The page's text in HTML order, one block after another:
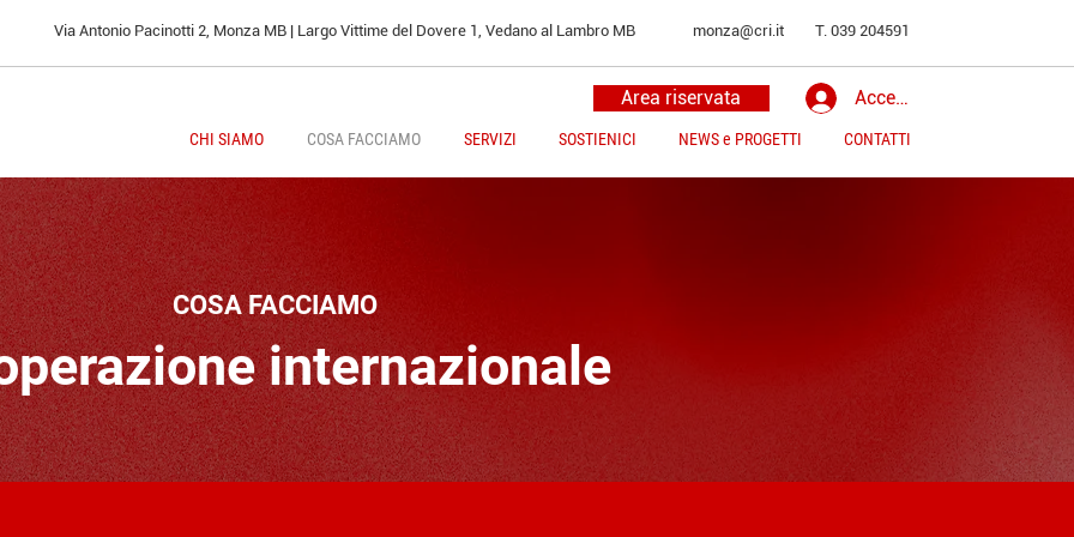
Via Antonio Pacinotti 2, Monza MB | Largo Vittime del Dovere 1, Vedano al Lambro MB monza@cri.it T. 039 204591
Area riservata Accedi
CHI SIAMO COSA FACCIAMO SERVIZI SOSTIENICI NEWS e PROGETTI CONTATTI
COSA FACCIAMO
internazionale